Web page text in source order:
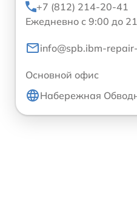
+7 (812) 214-20-41
Ежедневно с 9:00 до
info@spb.ibm-
Основной офис
Набережная